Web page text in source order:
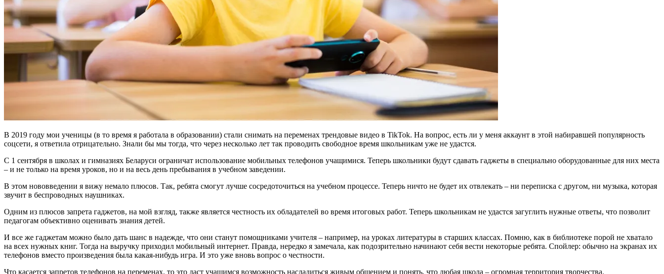
В 2019 году мои ученицы (в то время я работала в образовании) стали снимать на переменах трендовые видео в TikTok. На вопрос, есть ли у меня аккаунт в этой набиравшей популярность
соцсети, я ответила отрицательно. Знали бы мы тогда, что через несколько лет так проводить свободное время школьникам уже не удастся.
С 1 сентября в школах и гимназиях Беларуси ограничат использование мобильных телефонов учащимися. Теперь школьники будут сдавать гаджеты в специально оборудованные для них места
– и не только на время уроков, но и на весь день пребывания в учебном заведении.
В этом нововведении я вижу немало плюсов. Так, ребята смогут лучше сосредоточиться на учебном процессе. Теперь ничто не будет их отвлекать – ни переписка с другом, ни музыка, которая
звучит в беспроводных наушниках.
Одним из плюсов запрета гаджетов, на мой взгляд, также является честность их обладателей во время итоговых работ. Теперь школьникам не удастся загуглить нужные ответы, что позволит
педагогам объективно оценивать знания детей.
И все же гаджетам можно было дать шанс в надежде, что они станут помощниками учителя – например, на уроках литературы в старших классах. Помню, как в библиотеке порой не хватало
на всех нужных книг. Тогда на выручку приходил мобильный интернет. Правда, нередко я замечала, как подозрительно начинают себя вести некоторые ребята. Спойлер: обычно на экранах их
телефонов вместо произведения была какая-нибудь игра. И это уже вновь вопрос о честности.
Что касается запретов телефонов на переменах, то это даст учащимся возможность насладиться живым общением и понять, что любая школа – огромная территория творчества.